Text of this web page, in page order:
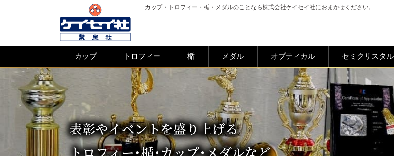
カップ・トロフィー・楯・メダルのことなら株式会社ケイセイ社におまかせください。
カップ トロフィー 楯 メダル オプティカル セミクリスタル